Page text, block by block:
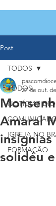
Post
TODOS
NOTÍCIAS
IGREJA NO
FORMAÇÃO
TODOS
Amaral
solidéu
27 de out.